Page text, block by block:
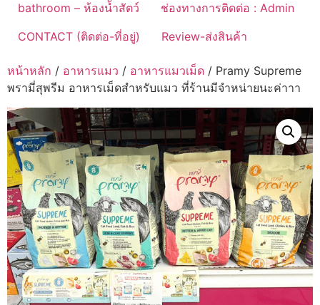
bathroom – ห้องน้ำสัตว์
ช่องทางการติดต่อ : Admin
CONTACT (ติดต่อ-ที่อยู่)
Review-ส่งสินค้า
หน้าหลัก / อาหารแมว / อาหารแมวเม็ด / Pramy Supreme
พรามี่สุพรีม อาหารเม็ดสำหรับแมว ที่ร้านมีจำหน่ายนะค่าาา